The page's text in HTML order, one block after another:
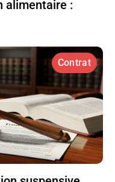
alimentaire :
Contrat